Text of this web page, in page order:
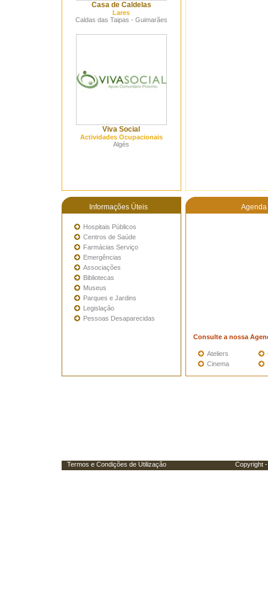
Casa de Caldelas
Lares
Caldas das Taipas - Guimarães
Viva Social
Actividades Ocupacionais
Algés
Informações Úteis Agenda
Hospitais Públicos
Centros de Saúde
Farmácias Serviço
Emergências
Associações
Bibliotecas
Museus
Parques e Jardins
Legislação
Pessoas Desaparecidas
Consulte a nossa
Ateliers
Cinema
Termos e Condições de Utilização Copyright -